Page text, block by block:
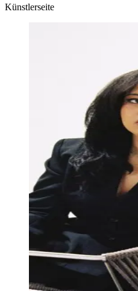
Künstlerseite